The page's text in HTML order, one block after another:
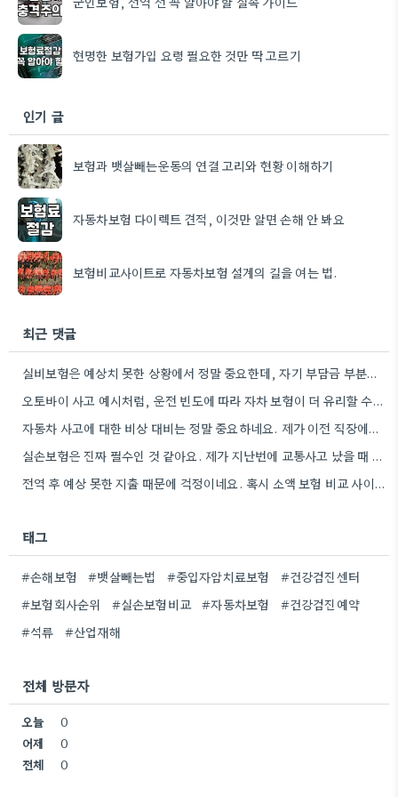
현명한 보험가입 요령 필요한 것만 딱 고르기
인기 글
보험과 뱃살빼는운동의 연결 고리와 현황 이해하기
자동차보험 다이렉트 견적, 이것만 알면 손해 안 봐요
보험비교사이트로 자동차보험 설계의 길을 여는 법.
최근 댓글
실비보험은 예상치 못한 상황에서 정말 중요한데, 자기 부담금 부분을 특히 꼼꼼히 확인하는 게 좋겠네요.
오토바이 사고 예시처럼, 운전 빈도에 따라 자차 보험이 더 유리할 수도 있겠네요.
자동차 사고에 대한 비상 대비는 정말 중요하네요. 제가 이전 직장에서 운전할 일이 거의 없었는데, 혹시…
실손보험은 진짜 필수인 것 같아요. 제가 지난번에 교통사고 났을 때 덕분에 큰 걱정 없이 치료받을…
전역 후 예상 못한 지출 때문에 걱정이네요. 혹시 소액 보험 비교 사이트를 이용해 보셨나요?
태그
#손해보험 #뱃살빼는법 #중입자암치료보험
#건강검진센터
#보험회사순위
#실손보험비교 #자동차보험
#건강검진예약
#석류
#산업재해
전체 방문자
오늘
0
어제
0
전체
0